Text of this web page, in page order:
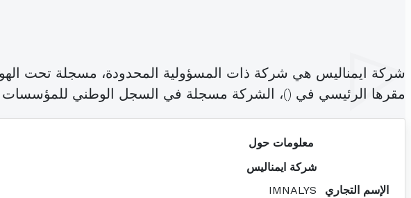
شركة ايمناليس هي شركة ذات المسؤولية المحدودة، مسجلة تحت
مقرها الرئيسي في ()، الشركة مسجلة في السجل الوطني للمؤسسات
معلومات حول
شركة ايمناليس
الإسم التجاري
IMNALYS